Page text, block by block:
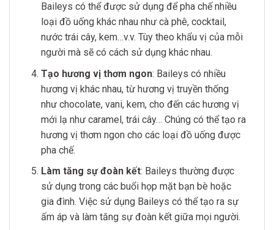
Baileys có thể được sử dụng để pha chế nhiều
loại đồ uống khác nhau như cà phê, cocktail,
nước trái cây, kem…v.v. Tùy theo khẩu vị của mỗi
người mà sẽ có cách sử dụng khác nhau.
Tạo hương vị thơm ngon: Baileys có nhiều
hương vị khác nhau, từ hương vị truyền thống
như chocolate, vani, kem, cho đến các hương vị
mới lạ như caramel, trái cây… Chúng có thể tạo ra
hương vị thơm ngon cho các loại đồ uống được
pha chế.
Làm tăng sự đoàn kết: Baileys thường được
sử dụng trong các buổi họp mặt bạn bè hoặc
gia đình. Việc sử dụng Baileys có thể tạo ra sự
ấm áp và làm tăng sự đoàn kết giữa mọi người.